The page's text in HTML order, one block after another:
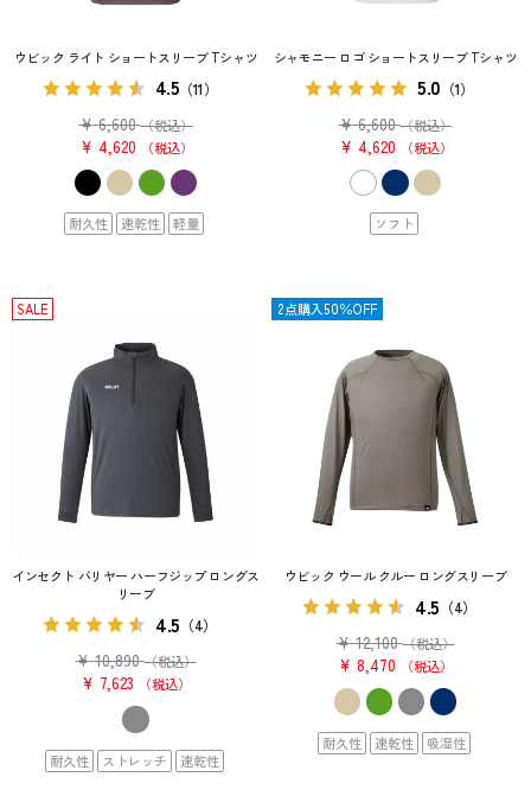
ウビック ライト ショートスリーブ Tシャツ
4.5 （11）
¥ 6,600 （税込）
¥ 4,620 税込
耐久性 速乾性 軽量
シャモニー ロゴ ショートスリーブ Tシャツ
5.0 （1）
¥ 6,600 （税込）
¥ 4,620 税込
ソフト
インセクト バリヤー ハーフジップ ロングス
リーブ
4.5 （4）
¥ 10,890 （税込）
¥ 7,623 税込
SALE
耐久性 ストレッチ 速乾性
ウビック ウール クルー ロングスリーブ
4.5 （4）
¥ 12,100 （税込）
¥ 8,470 税込
SALE
耐久性 速乾性 吸湿性
2点購入50％OFF